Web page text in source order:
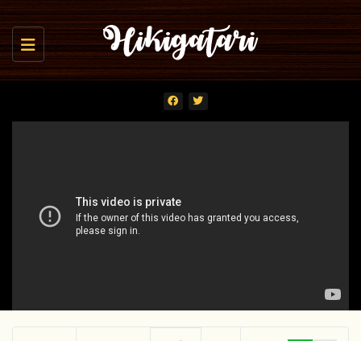
Toggle navigation